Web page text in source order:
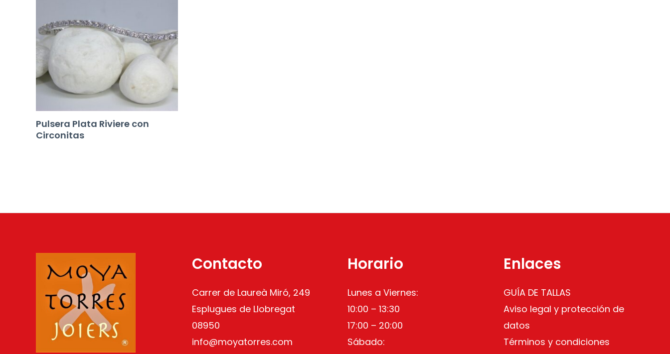
Pulsera Plata Riviere con
Circonitas
Contacto
Carrer de Laureà Miró, 249
Esplugues de Llobregat
08950
info@moyatorres.com
Horario
Lunes a Viernes:
10:00 – 13:30
17:00 – 20:00
Sábado:
Enlaces
GUÍA DE TALLAS
Aviso legal y protección de
datos
Términos y condiciones